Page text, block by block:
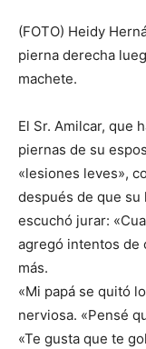
(FOTO) Heidy
pierna derecha
machete.
El Sr. Amilcar, que
piernas de su
«lesiones leves»,
después de que su
escuchó jurar:
agregó intentos de
más.
«Mi papá se quitó
nerviosa. «Pensé
«Te gusta que te